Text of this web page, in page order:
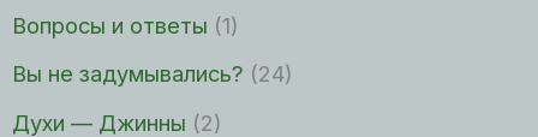
Вопросы и ответы (1)
Вы не задумывались? (24)
Духи — Джинны (2)